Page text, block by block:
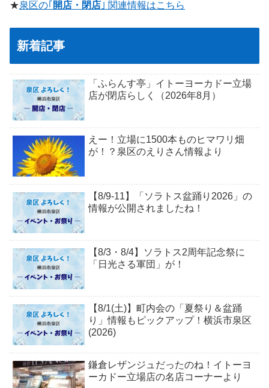
★泉区の｢ 開店・閉店 ｣ 関連情報はこちら
新着記事
「ふらんす亭」イトーヨーカドー立場
店が閉店らしく（2026年8月）
えー！立場に1500本ものヒマワリ畑
が！？泉区のえりさん情報より
【8/9-11】「ソラトス盆踊り2026」の
情報が公開されましたね！
【8/3・8/4】ソラトス2周年記念祭に
「日光さる軍団」が！
【8/1(土)】町内会の「夏祭り＆盆踊
り」情報もピックアップ！横浜市泉区
(2026)
鎌倉レザンジュだったのね！イトーヨ
ーカドー立場店の名店コーナーより